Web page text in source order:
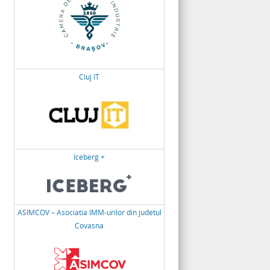
Cluj IT
Iceberg +
ASIMCOV – Asociatia IMM-urilor din judetul
Covasna